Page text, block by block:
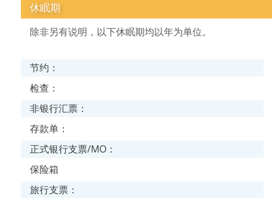
休眠期
除非另有说明，以下休眠期均以年为单位。
节约：
检查：
非银行汇票：
存款单：
正式银行支票/MO：
保险箱
旅行支票：